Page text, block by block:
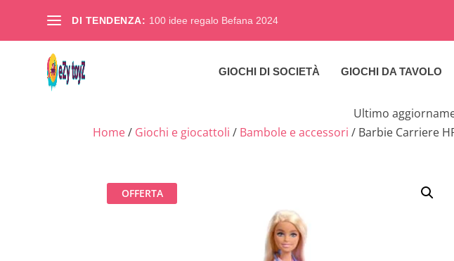
DI TENDENZA: 100 idee regalo Befana 2024
GIOCHI DI SOCIETÀ GIOCHI DA TAVOLO
Ultimo
Home/ Giochi e giocattoli / Bambole e accessori / Barbie Carriere
OFFERTA